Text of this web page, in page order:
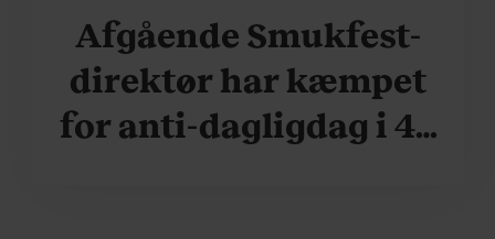
Afgående Smukfest-
direktør har kæmpet
for anti-dagligdag i 46